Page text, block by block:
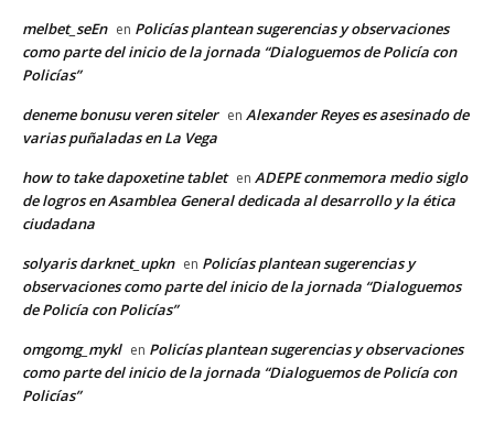
melbet_seEn en Policías plantean sugerencias y observaciones
como parte del inicio de la jornada “Dialoguemos de Policía con
Policías”
deneme bonusu veren siteler en Alexander Reyes es asesinado de
varias puñaladas en La Vega
how to take dapoxetine tablet en ADEPE conmemora medio siglo
de logros en Asamblea General dedicada al desarrollo y la ética
ciudadana
solyaris darknet_upkn en Policías plantean sugerencias y
observaciones como parte del inicio de la jornada “Dialoguemos
de Policía con Policías”
omgomg_mykl en Policías plantean sugerencias y observaciones
como parte del inicio de la jornada “Dialoguemos de Policía con
Policías”